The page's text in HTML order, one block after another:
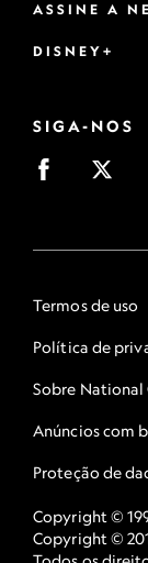
ASSINE A
DISNEY+
SIGA-NOS
Termos de uso
Política de
Sobre National
Anúncios com
Proteção de
Copyright ©
Copyright ©